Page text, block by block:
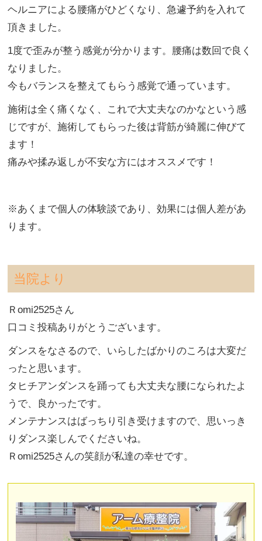
ヘルニアによる腰痛がひどくなり、急遽予約を入れて
頂きました。
1度で歪みが整う感覚が分かります。腰痛は数回で良く
なりました。
今もバランスを整えてもらう感覚で通っています。
施術は全く痛くなく、これで大丈夫なのかなという感
じですが、施術してもらった後は背筋が綺麗に伸びて
ます！
痛みや揉み返しが不安な方にはオススメです！
※あくまで個人の体験談であり、効果には個人差があ
ります。
当院より
Ｒomi2525さん
口コミ投稿ありがとうございます。
ダンスをなさるので、いらしたばかりのころは大変だ
ったと思います。
タヒチアンダンスを踊っても大丈夫な腰になられたよ
うで、良かったです。
メンテナンスはばっちり引き受けますので、思いっき
りダンス楽しんでくださいね。
Ｒomi2525さんの笑顔が私達の幸せです。